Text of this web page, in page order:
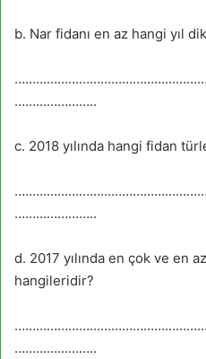
b. Nar fidanı en az hangi yıl
…………………..
c. 2018 yılında hangi fidan
…………………..
d. 2017 yılında en çok ve en
hangileridir?
…………………..